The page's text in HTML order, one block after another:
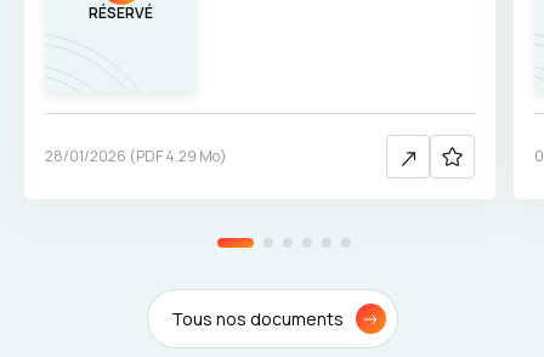
RÉSERVÉ
28/01/2026 (PDF4.29 Mo)
Tous nos documents